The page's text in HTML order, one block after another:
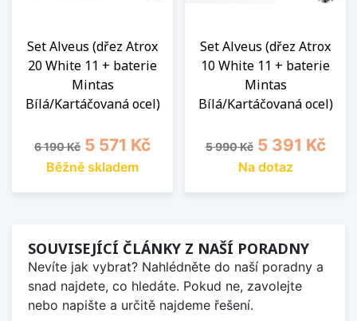
Set Alveus (dřez Atrox
20 White 11 + baterie
Mintas
Bílá/Kartáčovaná ocel)
Běžná cena
6 190 Kč Cena
5 571 Kč
Běžně skladem
Set Alveus (dřez Atrox
10 White 11 + baterie
Mintas
Bílá/Kartáčovaná ocel)
Běžná cena
5 990 Kč Cena
5 391 Kč
Na dotaz
SOUVISEJÍCÍ ČLÁNKY Z NAŠÍ PORADNY
Nevíte jak vybrat? Nahlédněte do naší poradny a
snad najdete, co hledáte. Pokud ne, zavolejte
nebo napište a určitě najdeme řešení.